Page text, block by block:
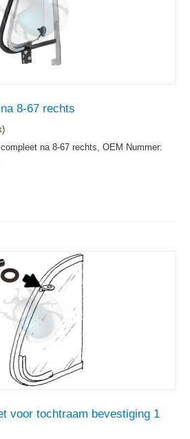
8-67 rechts
na 8-67 rechts, OEM Nummer:
voor tochtraam bevestiging 1